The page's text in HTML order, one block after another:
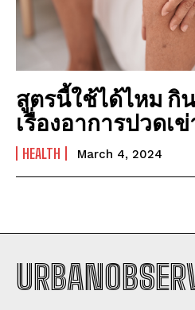
สูตรนี้ใช้ได้ไหม กิ
เรื่องอาการปวดเ
HEALTH March 4, 2024